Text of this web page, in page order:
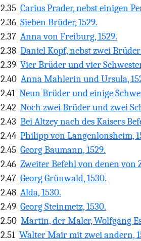
2.35 Carius Prader, nebst einigen
2.36 Sieben Brüder, 1529.
2.37 Anna von Freiburg, 1529.
2.38 Daniel Kopf, nebst zwei
2.39 Vier Brüder und vier
2.40 Anna Mahlerin und Ursula,
2.41 Neun Brüder und einige
2.42 Noch zwei Brüder und zwei
2.43 Bei Altzey nach des Kaisers
2.44 Philipp von Langenlonsheim,
2.45 Georg Baumann, 1529.
2.46 Zweiter Befehl von denen von
2.47 Georg Grünwald, 1530.
2.48 Alda, 1530.
2.49 Georg Steinmetz, 1530.
2.50 Martin, der Maler, Wolfgang
2.51 Walter Mair mit zwei andern,